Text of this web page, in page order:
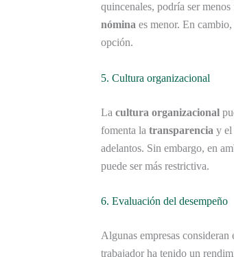
quincenales, podría ser
nómina es menor. En
opción.
5. Cultura organizacional
La cultura organizacional
fomenta la transparencia y el
adelantos. Sin embargo, en
puede ser más restrictiva.
6. Evaluación del desempeño
Algunas empresas consideran
trabajador ha tenido un